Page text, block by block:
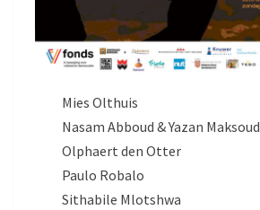
Mies Olthuis
Nasam Abboud & Yazan Maksoud
Olphaert den Otter
Paulo Robalo
Sithabile Mlotshwa